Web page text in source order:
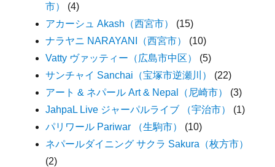
市）
(4)
アカーシュ Akash（西宮市）
(15)
ナラヤニ NARAYANI（西宮市）
(10)
Vatty ヴァッティー（広島市中区）
(5)
サンチャイ Sanchai（宝塚市逆瀬川）
(22)
アート & ネパール Art & Nepal（尼崎市）
(3)
JahpaL Live ジャーパルライブ （宇治市）
(1)
パリワール Pariwar （生駒市）
(10)
ネパールダイニング サクラ Sakura（枚方市）
(2)